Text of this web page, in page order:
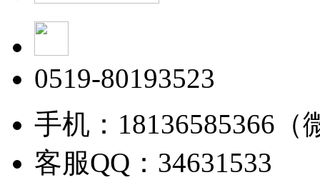
0519-80193523
手机：18136585366（
客服QQ：34631533